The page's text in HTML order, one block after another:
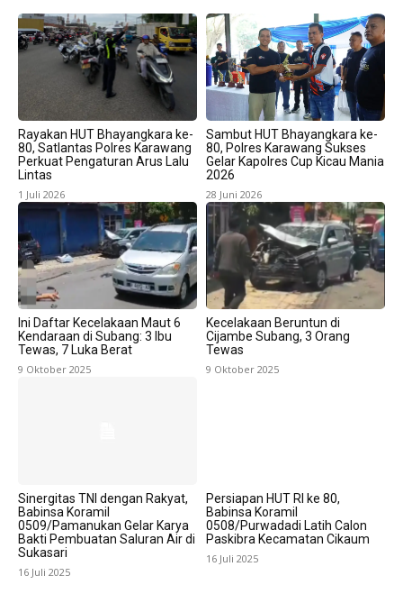
Rayakan HUT Bhayangkara ke-
80, Satlantas Polres Karawang
Perkuat Pengaturan Arus Lalu
Lintas
1 Juli 2026
Sambut HUT Bhayangkara ke-
80, Polres Karawang Sukses
Gelar Kapolres Cup Kicau Mania
2026
28 Juni 2026
Ini Daftar Kecelakaan Maut 6
Kendaraan di Subang: 3 Ibu
Tewas, 7 Luka Berat
9 Oktober 2025
Kecelakaan Beruntun di
Cijambe Subang, 3 Orang
Tewas
9 Oktober 2025
Sinergitas TNI dengan Rakyat,
Babinsa Koramil
0509/Pamanukan Gelar Karya
Bakti Pembuatan Saluran Air di
Sukasari
16 Juli 2025
Persiapan HUT RI ke 80,
Babinsa Koramil
0508/Purwadadi Latih Calon
Paskibra Kecamatan Cikaum
16 Juli 2025